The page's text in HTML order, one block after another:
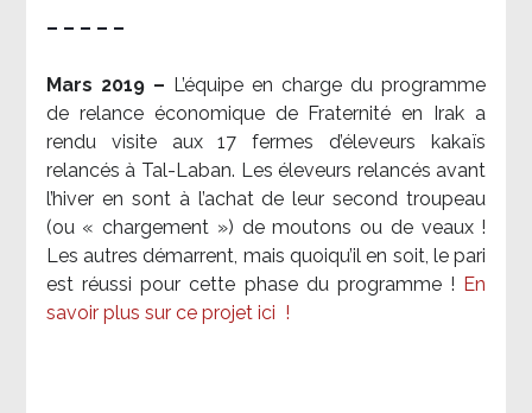
– – – – –
Mars 2019 – L’équipe en charge du programme
de relance économique de Fraternité en Irak a
rendu visite aux 17 fermes d’éleveurs kakaïs
relancés à Tal-Laban. Les éleveurs relancés avant
l’hiver en sont à l’achat de leur second troupeau
(ou « chargement ») de moutons ou de veaux !
Les autres démarrent, mais quoiqu’il en soit, le pari
est réussi pour cette phase du programme ! En
savoir plus sur ce projet ici !